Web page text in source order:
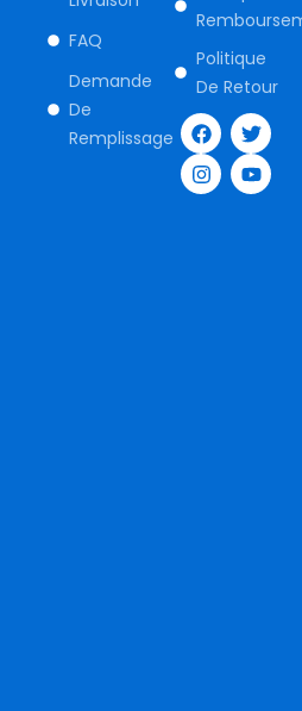
FAQ
Demande
De
Remplissage
Politique
De Retour
F
a
c
e
b
T
w
i
t
t
I
n
s
t
a
Y
o
u
t
u